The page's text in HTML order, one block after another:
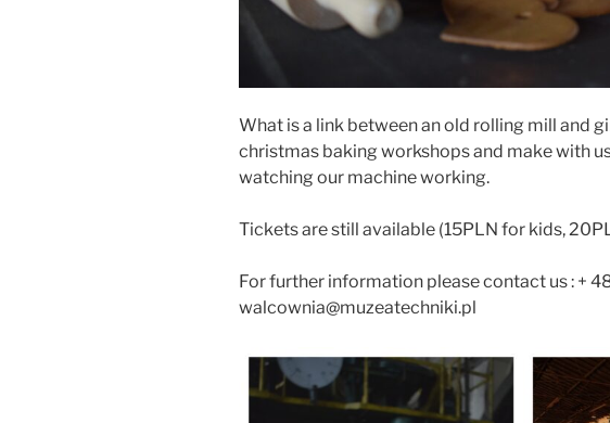
What is a link between an old rolling mill and
christmas baking workshops and make with
watching our machine working.
Tickets are still available (15PLN for kids,
For further information please contact us : +
walcownia@muzeatechniki.pl